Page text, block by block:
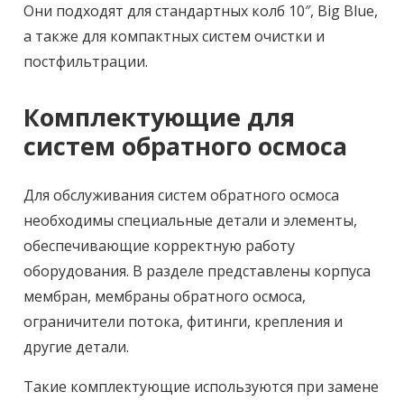
Они подходят для стандартных колб 10″, Big Blue,
а также для компактных систем очистки и
постфильтрации.
Комплектующие для
систем обратного осмоса
Для обслуживания систем обратного осмоса
необходимы специальные детали и элементы,
обеспечивающие корректную работу
оборудования. В разделе представлены корпуса
мембран, мембраны обратного осмоса,
ограничители потока, фитинги, крепления и
другие детали.
Такие комплектующие используются при замене